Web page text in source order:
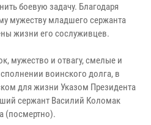
боевую задачу. Благодаря
мужеству младшего сержанта
жизни его сослуживцев.
мужество и отвагу, смелые и
воинского долга, в
для жизни Указом Президента
сержант Василий Коломак
(посмертно).